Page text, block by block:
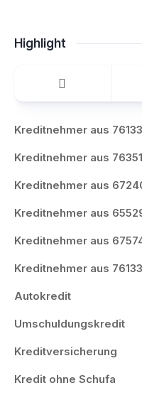
Highlight
Kreditnehmer aus
Kreditnehmer aus
Kreditnehmer aus
Kreditnehmer aus
Kreditnehmer aus
Kreditnehmer aus
Autokredit
Umschuldungskredit
Kreditversicherung
Kredit ohne Schufa